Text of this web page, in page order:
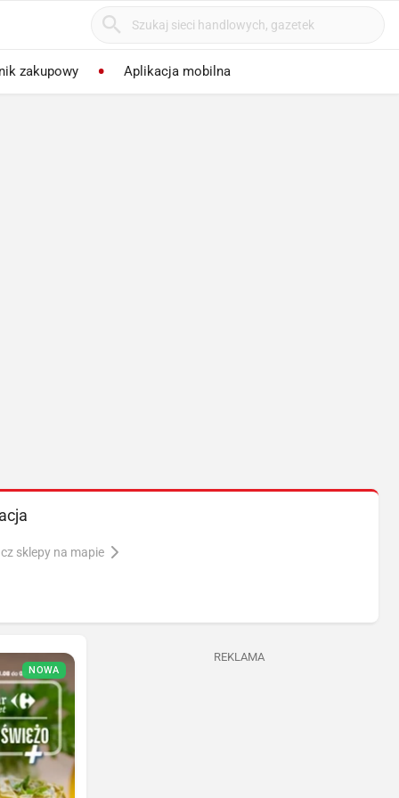
zakupowy Aplikacja mobilna
sklepy na mapie
NOWA
REKLAMA